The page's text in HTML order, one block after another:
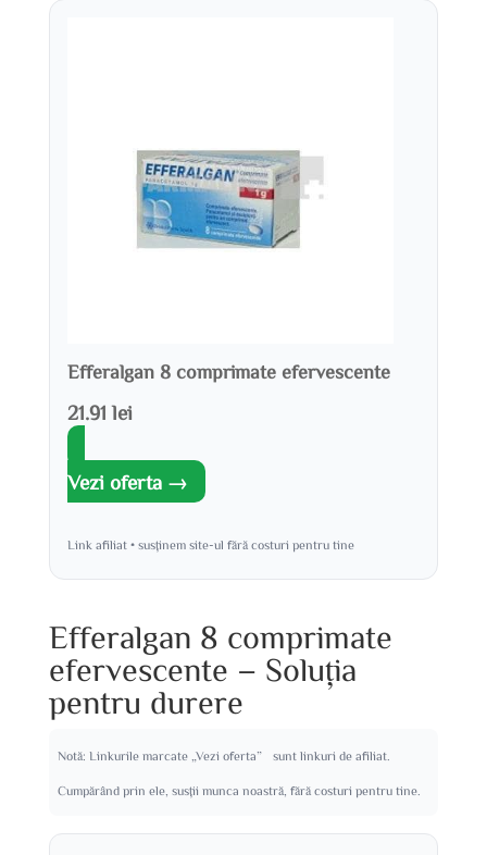
Efferalgan 8 comprimate efervescente
21.91 lei
Vezi oferta →
Link afiliat • susținem site-ul fără costuri pentru tine
Efferalgan 8 comprimate
efervescente – Soluția
pentru durere
Notă: Linkurile marcate „Vezi oferta” sunt linkuri de afiliat.
Cumpărând prin ele, susții munca noastră, fără costuri pentru tine.